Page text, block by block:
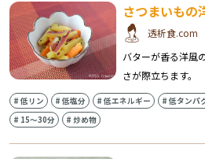
さつまいもの
透析食.com
バターが香る洋風
さが際立ちます。
#低リン #低塩分 #低エネルギー #低タンパ
# 15〜30分 #炒め物